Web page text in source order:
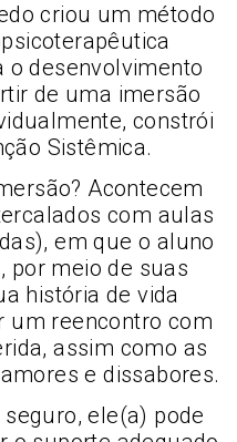
criou um método
o desenvolvimento
de uma imersão
constrói
Sistêmica.
Acontecem
com aulas
em que o aluno
por meio de suas
história de vida
um reencontro com
assim como as
e dissabores.
ele(a) pode